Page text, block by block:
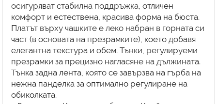
осигуряват стабилна поддръжка, отличен
комфорт и естествена, красива форма на бюста.
Платът върху чашките е леко набран в горната си
част (в основата на презрамките), което добавя
елегантна текстура и обем. Тънки, регулируеми
презрамки за прецизно нагласяне на дължината.
Тънка задна лента, която се завързва на гърба на
нежна панделка за оптимално регулиране на
обиколката.